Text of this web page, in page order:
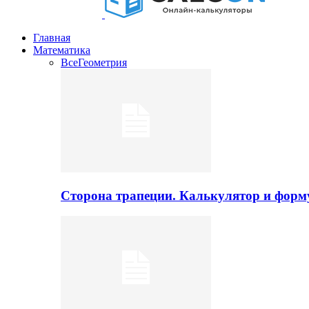
Главная
Математика
ВсеГеометрия
Сторона трапеции. Калькулятор и